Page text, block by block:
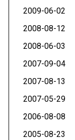
2009-06-02
2008-08-12
2008-06-03
2007-09-04
2007-08-13
2007-05-29
2006-08-08
2005-08-23